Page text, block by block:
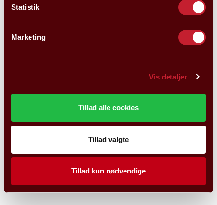
Statistik
Marketing
Vis detaljer
Tillad alle cookies
Tillad valgte
Tillad kun nødvendige